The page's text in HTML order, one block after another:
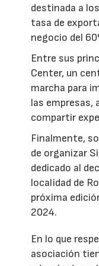
destinada a
tasa de
negocio del
Entre sus
Center, un
marcha para
las empresas,
compartir
Finalmente,
de organizar
dedicado al
localidad de
próxima
2024.
En lo que
asociación